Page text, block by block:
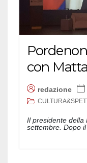
con
redazione
Il presidente della
settembre. Dopo